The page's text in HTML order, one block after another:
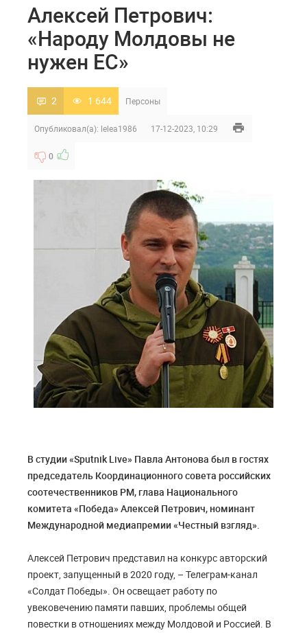
Алексей Петрович:
«Народу Молдовы не
нужен ЕС»
2 1 644 Персоны
Опубликовал(а): lelea1986 17-12-2023, 10:29
0
В студии «Sputnik Live» Павла Антонова был в гостях
председатель Координационного совета российских
соотечественников РМ, глава Национального
комитета «Победа» Алексей Петрович, номинант
Международной медиапремии «Честный взгляд».
Алексей Петрович представил на конкурс авторский
проект, запущенный в 2020 году, – Телеграм-канал
«Солдат Победы». Он освещает работу по
увековечению памяти павших, проблемы общей
повестки в отношениях между Молдовой и Россией. В